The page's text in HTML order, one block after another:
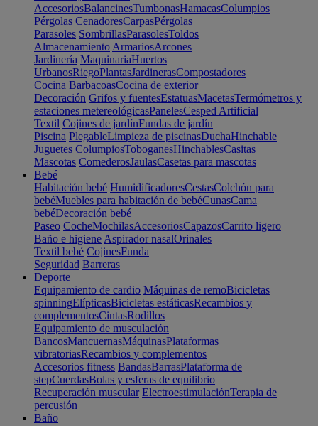
AccesoriosBalancinesTumbonasHamacasColumpios
Pérgolas CenadoresCarpasPérgolas
Parasoles SombrillasParasolesToldos
Almacenamiento ArmariosArcones
Jardinería MaquinariaHuertos
UrbanosRiegoPlantasJardinerasCompostadores
Cocina BarbacoasCocina de exterior
Decoración Grifos y fuentesEstatuasMacetasTermómetros y
estaciones metereológicasPanelesCesped Artificial
Textil Cojines de jardínFundas de jardín
Piscina PlegableLimpieza de piscinasDuchaHinchable
Juguetes ColumpiosToboganesHinchablesCasitas
Mascotas ComederosJaulasCasetas para mascotas
Bebé
Habitación bebé HumidificadoresCestasColchón para
bebéMuebles para habitación de bebéCunasCama
bebéDecoración bebé
Paseo CocheMochilasAccesoriosCapazosCarrito ligero
Baño e higiene Aspirador nasalOrinales
Textil bebé CojinesFunda
Seguridad Barreras
Deporte
Equipamiento de cardio Máquinas de remoBicicletas
spinningElípticasBicicletas estáticasRecambios y
complementosCintasRodillos
Equipamiento de musculación
BancosMancuernasMáquinasPlataformas
vibratoriasRecambios y complementos
Accesorios fitness BandasBarrasPlataforma de
stepCuerdasBolas y esferas de equilibrio
Recuperación muscular ElectroestimulaciónTerapia de
percusión
Baño